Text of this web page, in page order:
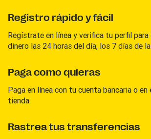
Registro rápido y fácil
Regístrate en línea y verifica tu perfil para
dinero las 24 horas del día, los 7 días de la
Paga como quieras
Paga en línea con tu cuenta bancaria o
tienda.
Rastrea tus transferencias